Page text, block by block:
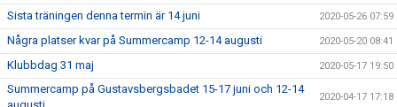
Sista träningen denna termin är 14 juni 2020-05-26 07:59
Några platser kvar på Summercamp 12-14 augusti 2020-05-20 08:41
Klubbdag 31 maj 2020-05-17 19:50
Summercamp på Gustavsbergsbadet 15-17 juni och 12-14
2020-04-17 17:18